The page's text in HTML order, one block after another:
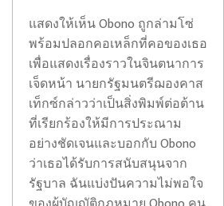
แสดงให้เห็น Obono ถูกล่ามโซ่
พร้อมปลอกคอเหล็กที่คอของเธอ
เพื่อแสดงเรื่องราวในจินตนาการ
เจ็ดหน้า นายกรัฐมนตรีฌองคาส
เท็กซ์กล่าวว่าเป็นสิ่งพิมพ์ต่อต้าน
ที่เรียกร้องให้มีการประณาม
อย่างชัดเจนและบอกกับ Obono
ว่าเธอได้รับการสนับสนุนจาก
รัฐบาล ฉันแบ่งปันความไม่พอใจ
โบ
รุ